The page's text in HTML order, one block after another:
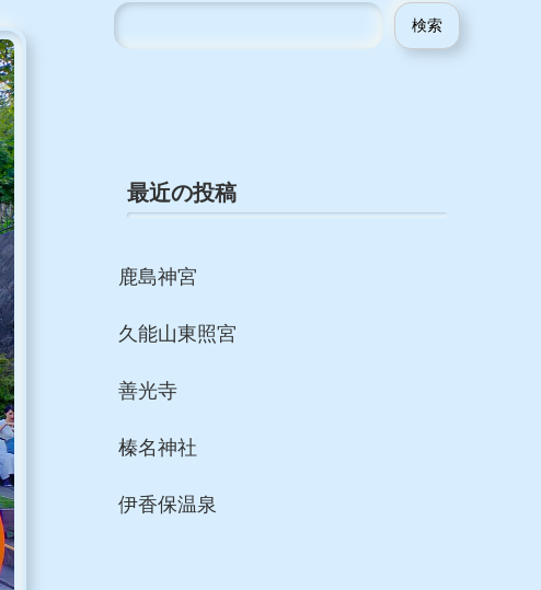
検索
最近の投稿
鹿島神宮
久能山東照宮
善光寺
榛名神社
伊香保温泉